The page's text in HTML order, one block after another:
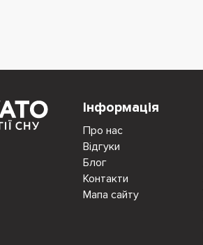
Інформація
Про нас
Відгуки
Блог
Контакти
Мапа сайту